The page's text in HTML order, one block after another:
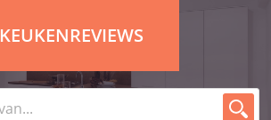
KEUKENREVIEWS